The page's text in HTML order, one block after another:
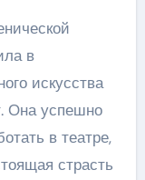
в
искусства
Она успешно
в театре,
страсть